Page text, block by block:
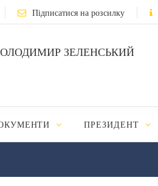
Підписатися на розсилку
ЗЕЛЕНСЬКИЙ
ПРЕЗИДЕНТ